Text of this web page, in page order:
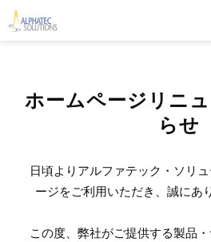
導入事例
ホームページリニ
らせ
日頃よりアルファテック・ソリ
ージをご利用いただき、誠にあ
この度、弊社がご提供する製品